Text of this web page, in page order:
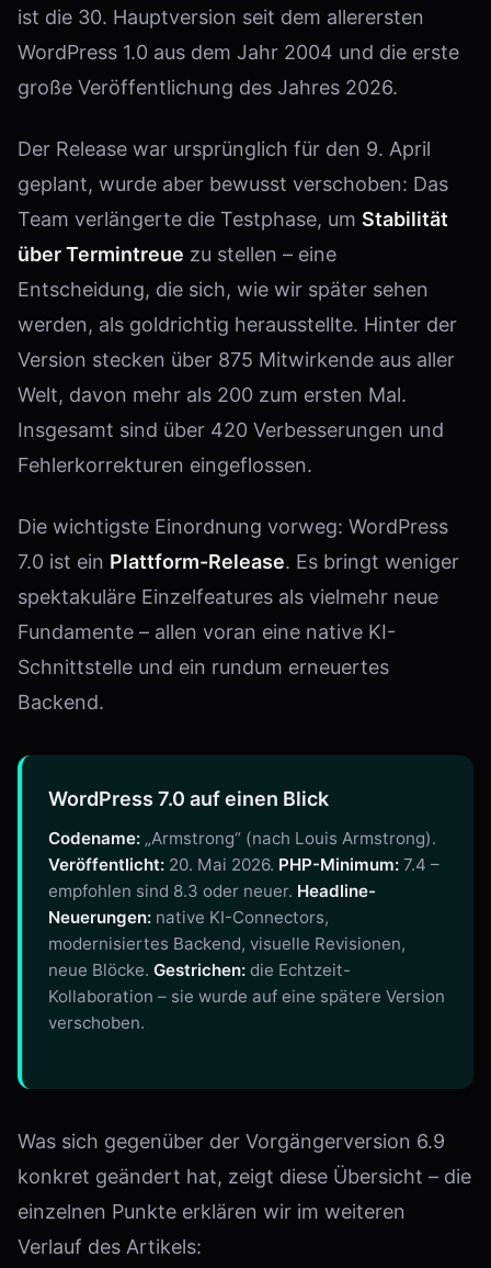
ist die 30. Hauptversion seit dem allerersten
WordPress 1.0 aus dem Jahr 2004 und die erste
große Veröffentlichung des Jahres 2026.
Der Release war ursprünglich für den 9. April
geplant, wurde aber bewusst verschoben: Das
Team verlängerte die Testphase, um Stabilität
über Termintreue zu stellen – eine
Entscheidung, die sich, wie wir später sehen
werden, als goldrichtig herausstellte. Hinter der
Version stecken über 875 Mitwirkende aus aller
Welt, davon mehr als 200 zum ersten Mal.
Insgesamt sind über 420 Verbesserungen und
Fehlerkorrekturen eingeflossen.
Die wichtigste Einordnung vorweg: WordPress
7.0 ist ein Plattform-Release. Es bringt weniger
spektakuläre Einzelfeatures als vielmehr neue
Fundamente – allen voran eine native KI-
Schnittstelle und ein rundum erneuertes
Backend.
WordPress 7.0 auf einen Blick
Codename: „Armstrong“ (nach Louis Armstrong).
Veröffentlicht: 20. Mai 2026. PHP-Minimum: 7.4 –
empfohlen sind 8.3 oder neuer. Headline-
Neuerungen: native KI-Connectors,
modernisiertes Backend, visuelle Revisionen,
neue Blöcke. Gestrichen: die Echtzeit-
Kollaboration – sie wurde auf eine spätere Version
verschoben.
Was sich gegenüber der Vorgängerversion 6.9
konkret geändert hat, zeigt diese Übersicht – die
einzelnen Punkte erklären wir im weiteren
Verlauf des Artikels: